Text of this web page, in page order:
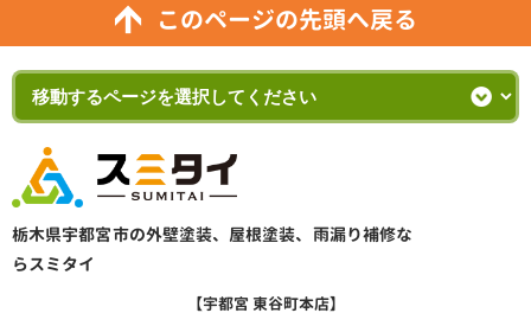
このページの先頭へ戻る
栃木県宇都宮市の外壁塗装、屋根塗装、雨漏り補修な
らスミタイ
【宇都宮 東谷町本店】